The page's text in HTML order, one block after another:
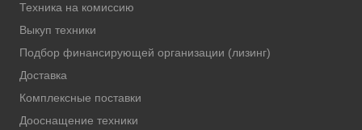
Техника на комиссию
Выкуп техники
Подбор финансирующей организации (лизинг)
Доставка
Комплексные поставки
Дооснащение техники